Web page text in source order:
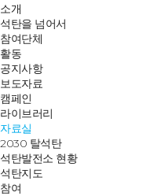
소개
석탄을 넘어서
참여단체
활동
공지사항
보도자료
캠페인
라이브러리
자료실
2030 탈석탄
석탄발전소 현황
석탄지도
참여